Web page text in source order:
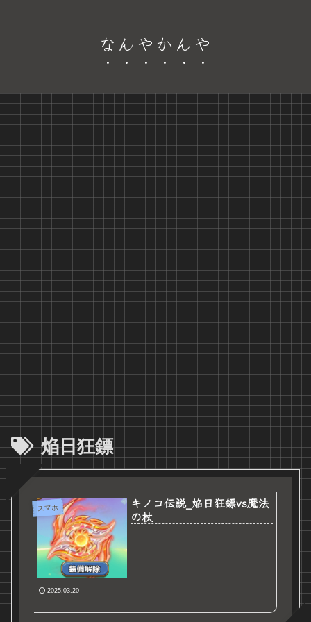
なんやかんや
焔日狂鏢
スマホ
キノコ伝説_焔日狂鏢vs魔法
の杖
2025.03.20